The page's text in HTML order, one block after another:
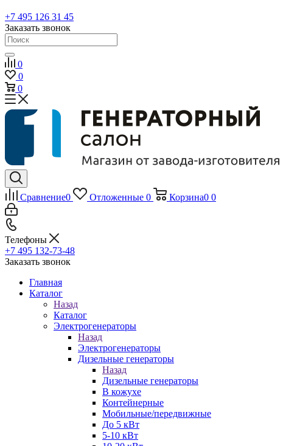
+7 495 126 31 45
Заказать звонок
0
0
0
Сравнение0 Отложенные 0 Корзина0 0
Телефоны
+7 495 132-73-48
Заказать звонок
Главная
Каталог
Назад
Каталог
Электрогенераторы
Назад
Электрогенераторы
Дизельные генераторы
Назад
Дизельные генераторы
В кожухе
Контейнерные
Мобильные/передвижные
До 5 кВт
5-10 кВт